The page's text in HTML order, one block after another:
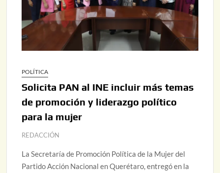
POLÍTICA
Solicita PAN al INE incluir más temas
de promoción y liderazgo político
para la mujer
REDACCIÓN
La Secretaría de Promoción Política de la Mujer del
Partido Acción Nacional en Querétaro, entregó en la